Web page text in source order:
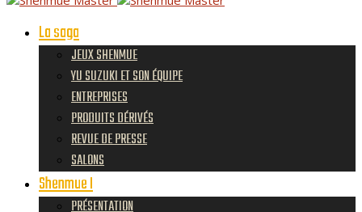
La saga
JEUX SHENMUE
YU SUZUKI ET SON ÉQUIPE
ENTREPRISES
PRODUITS DÉRIVÉS
REVUE DE PRESSE
SALONS
Shenmue I
PRÉSENTATION